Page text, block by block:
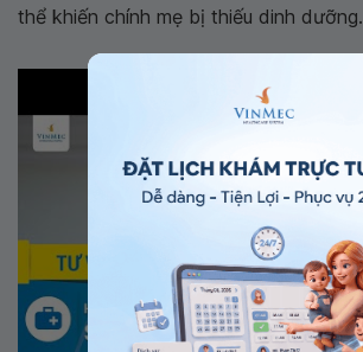
thể khiến chính mẹ bị thiếu dinh dưỡng.